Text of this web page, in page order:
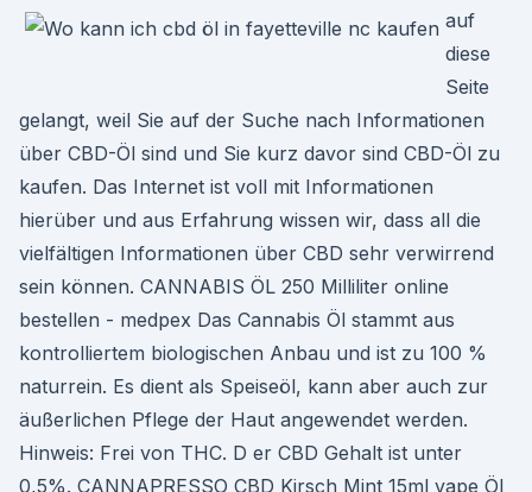
auf
diese
Seite
gelangt, weil Sie auf der Suche nach Informationen
über CBD-Öl sind und Sie kurz davor sind CBD-Öl zu
kaufen. Das Internet ist voll mit Informationen
hierüber und aus Erfahrung wissen wir, dass all die
vielfältigen Informationen über CBD sehr verwirrend
sein können. CANNABIS ÖL 250 Milliliter online
bestellen - medpex Das Cannabis Öl stammt aus
kontrolliertem biologischen Anbau und ist zu 100 %
naturrein. Es dient als Speiseöl, kann aber auch zur
äußerlichen Pflege der Haut angewendet werden.
Hinweis: Frei von THC. D er CBD Gehalt ist unter
0,5%. CANNAPRESSO CBD Kirsch Mint 15ml vape Öl